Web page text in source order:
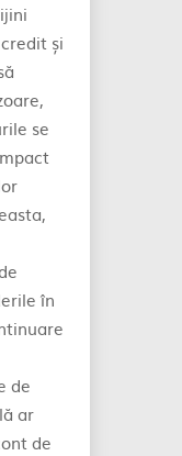
și
se
în
de
ar
de